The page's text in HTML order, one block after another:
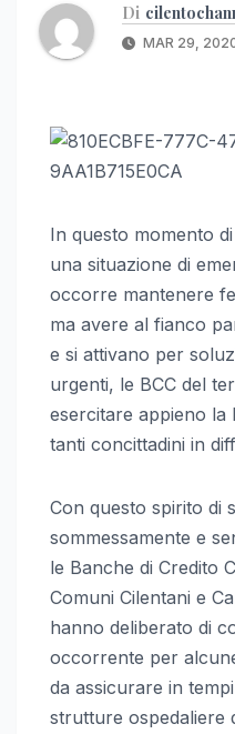
Di
MAR 29,
In questo momento
una situazione di
occorre mantenere
ma avere al fianco
e si attivano per
urgenti, le BCC del
esercitare appieno
tanti concittadini in
Con questo spirito di
sommessamente e
le Banche di Credito
Comuni Cilentani e
hanno deliberato di
occorrente per
da assicurare in
strutture ospedaliere